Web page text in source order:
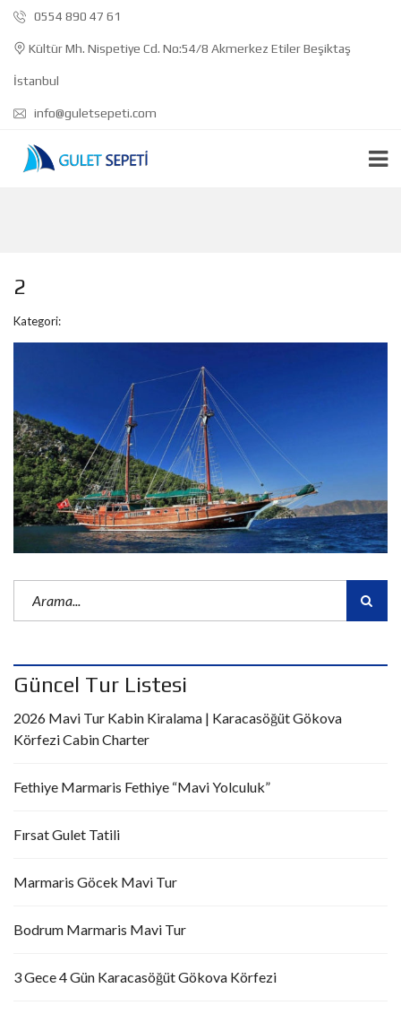
0554 890 47 61
Kültür Mh. Nispetiye Cd. No:54/8 Akmerkez Etiler Beşiktaş
İstanbul
info@guletsepeti.com
2
Kategori:
Güncel Tur Listesi
2026 Mavi Tur Kabin Kiralama | Karacasöğüt Gökova
Körfezi Cabin Charter
Fethiye Marmaris Fethiye “Mavi Yolculuk”
Fırsat Gulet Tatili
Marmaris Göcek Mavi Tur
Bodrum Marmaris Mavi Tur
3 Gece 4 Gün Karacasöğüt Gökova Körfezi